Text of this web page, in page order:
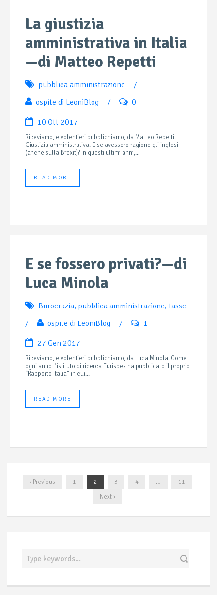
La giustizia
amministrativa in Italia
—di Matteo Repetti
pubblica amministrazione
/
ospite di LeoniBlog
/ 0
10 Ott 2017
Riceviamo, e volentieri pubblichiamo, da Matteo Repetti.
Giustizia amministrativa. E se avessero ragione gli inglesi
(anche sulla Brexit)? In questi ultimi anni,...
READ MORE
E se fossero privati?—di
Luca Minola
Burocrazia, pubblica amministrazione, tasse
/
ospite di LeoniBlog / 1
27 Gen 2017
Riceviamo, e volentieri pubblichiamo, da Luca Minola. Come
ogni anno l’istituto di ricerca Eurispes ha pubblicato il proprio
“Rapporto Italia” in cui...
READ MORE
‹ Previous 1 2 3 4 …
11
Next ›